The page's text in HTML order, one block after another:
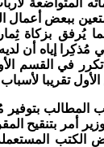
المتواضعة
ببعض أعمال
يُرفق بزكاة
مُذكِرا إياه أن
تكرر في القسم
تقريبا
المطالب
أمر بتنقيح
الكتب